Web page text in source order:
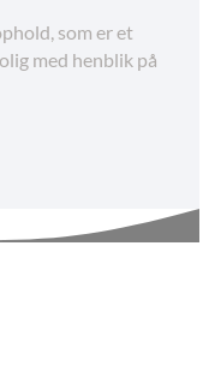
som er et
med henblik på